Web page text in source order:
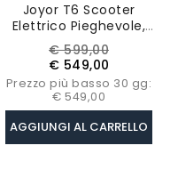
Joyor T6 Scooter
Elettrico Pieghevole,
Motore Da 600 W,
Batteria Da 48 V 18 Ah,
Pneumatici Da 10 Pollici,
48 Km/h
Prezzo
base
€ 599,00Prezzo
€ 549,00
Prezzo più basso 30 gg:
€ 549,00
AGGIUNGI AL CARRELLO